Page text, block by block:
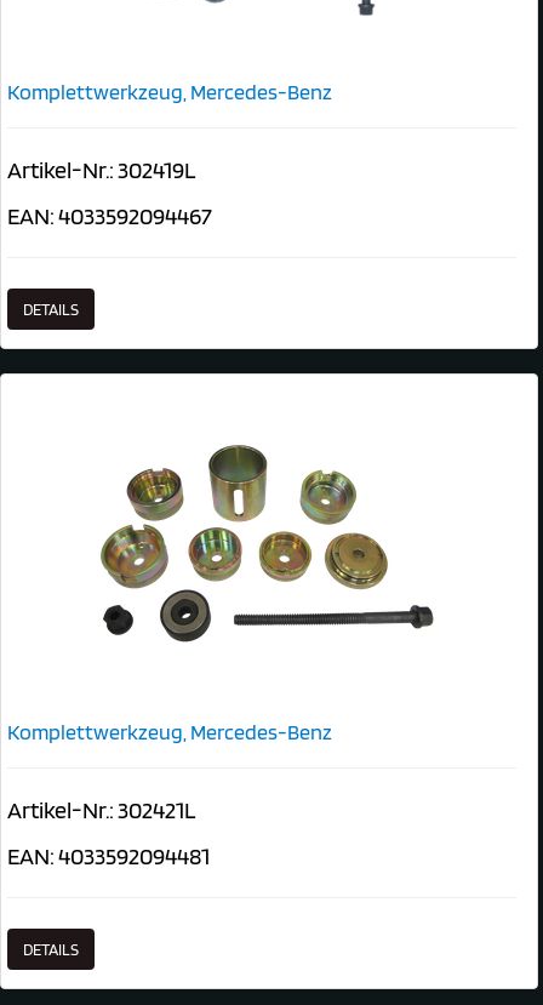
Komplettwerkzeug, Mercedes-Benz
Artikel-Nr.: 302419L
EAN: 4033592094467
DETAILS
Komplettwerkzeug, Mercedes-Benz
Artikel-Nr.: 302421L
EAN: 4033592094481
DETAILS